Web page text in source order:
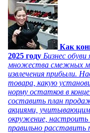
Как
2025 году Бизнес
множества смежных
извлечения прибыли.
товара, какую
норму остатков в
составить план
акциями,
окружение, настроить
правильно расставить